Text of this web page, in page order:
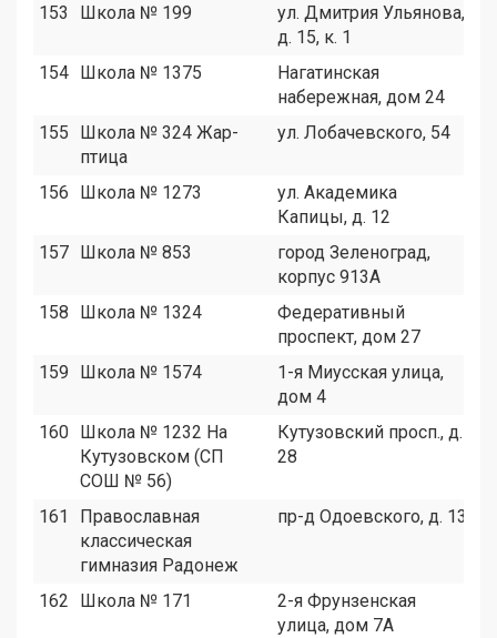
153 Школа № 199
ул. Дмитрия Ульянова,
д. 15, к. 1
154 Школа № 1375
Нагатинская
набережная, дом 24
155
Школа № 324 Жар-
птица
ул. Лобачевского, 54
156 Школа № 1273
ул. Академика
Капицы, д. 12
157 Школа № 853
город Зеленоград,
корпус 913А
158 Школа № 1324
Федеративный
проспект, дом 27
159 Школа № 1574
1-я Миусская улица,
дом 4
160 Школа № 1232 На
Кутузовском (СП
СОШ № 56)
Кутузовский просп., д.
28
161
Православная
классическая
гимназия Радонеж
пр-д Одоевского, д. 13
162 Школа № 171
2-я Фрунзенская
улица, дом 7А